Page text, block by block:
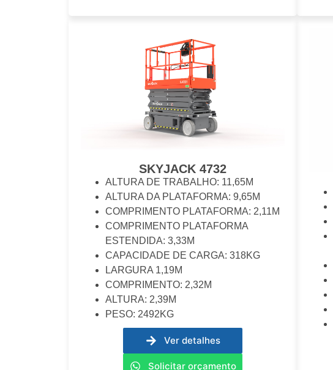
SKYJACK 4732
ALTURA DE TRABALHO: 11,65M
ALTURA DA PLATAFORMA: 9,65M
COMPRIMENTO PLATAFORMA: 2,11M
COMPRIMENTO PLATAFORMA
ESTENDIDA: 3,33M
CAPACIDADE DE CARGA: 318KG
LARGURA 1,19M
COMPRIMENTO: 2,32M
ALTURA: 2,39M
PESO: 2492KG
Ver detalhes
Solicitar orçamento